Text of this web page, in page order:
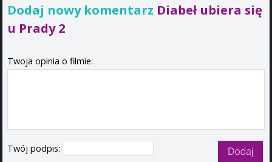
Dodaj nowy komentarz Diabeł ubiera się
u Prady 2
Twoja opinia o filmie:
Twój podpis: